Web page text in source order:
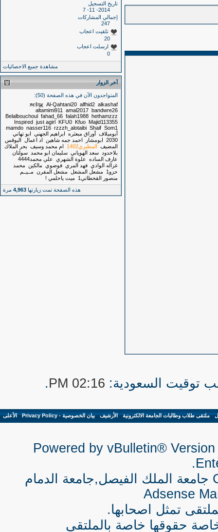
تاريخ التسجيل
2014- 11- 7
إجمالي المشاركات
247
تلقيت اعجاب
20
ارسلت اعجاب
0
مشاهدة جميع الاحصائيات
آخر الزوار
المتواجدون الآن في هذه الصفحة (50):
яєℓŋ̴χ Al-Qahtani20 alfhid2 alkashaf
altamimi911
amal2017 bandwre26
Belalbouchoul fahad_66 falah1988 hethamzzz
Inspired just agirl KFU0 Kfuo Majid113355
mamdo nasser116 rzzzh_alotaibi Shaif Som1
أبوميلاف أوراق مبعثره ابراهيم الجهني ابو تهاني
2030 ابومشار احمد جمه شاهين اد اعمال
البوقس
المضيف المطيري1402 ام محمد وسيف بحر الملاك
بلاحدود
سعد الهوياني سليمان ابو محمد
سولتان
عارف الساده علوة الشهري علي محمد4444
غزاله الوادي فهد المري فوضوي مالكين
محمد
حزو1
مشعل المشعل مشعل المقرن مــيــم
منصور القحطاني1
ميت ياحلمي !
هذه الصفحة تمت زيارتها 4,963 مرة
02:16 PM
.
-ملتقى طلاب وطالبات الجامعة الالكترونية-الأرشيف-بيان الخصوصية - Privacy Policy -الأعلى
Powered by vBulletin®
جامعة الملك الفيصل,جامعة الدمام
Adsense
تمثل اصحابها.
حقوقها خاصة بالملتقى